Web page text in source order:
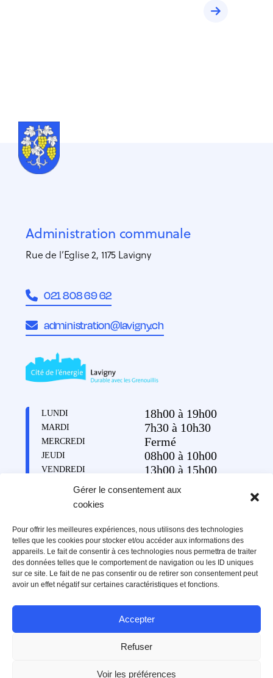
Gérer le consentement aux
cookies
Pour offrir les meilleures expériences, nous utilisons des technologies
telles que les cookies pour stocker et/ou accéder aux informations des
appareils. Le fait de consentir à ces technologies nous permettra de traiter
des données telles que le comportement de navigation ou les ID uniques
sur ce site. Le fait de ne pas consentir ou de retirer son consentement peut
avoir un effet négatif sur certaines caractéristiques et fonctions.
Accepter
Refuser
Voir les préférences
Administration communale
Rue de l’Eglise 2, 1175 Lavigny
021 808 69 62
administration@lavigny.ch
LUNDI 18h00 à 19h00
MARDI 7h30 à 10h30
MERCREDI Fermé
JEUDI 08h00 à 10h00
VENDREDI 13h00 à 15h00
Restez informé
Recevez périodiquement un portrait d’un habitant ou d’une
habitante, des informations pratiques, la vie de la commune et ses
événements.
Copyright © 2026 Commune de Lavigny